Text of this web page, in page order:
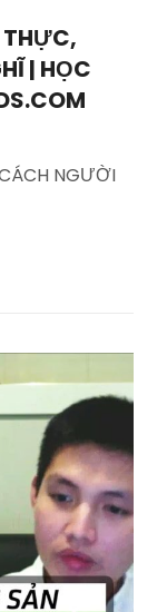
| HỌC
NGƯỜI